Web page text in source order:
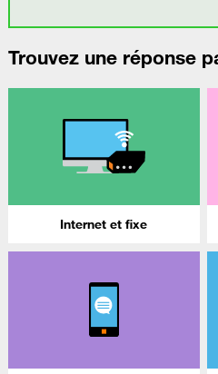
Trouvez une réponse
Internet et fixe